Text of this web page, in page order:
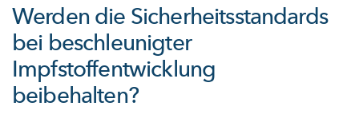
Werden die Sicherheitsstandards
bei beschleunigter
Impfstoffentwicklung
beibehalten?